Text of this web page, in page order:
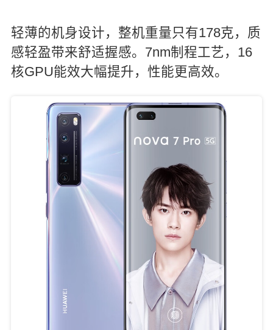
轻薄的机身设计，整机重量只有178克，质
感轻盈带来舒适握感。7nm制程工艺，16
核GPU能效大幅提升，性能更高效。